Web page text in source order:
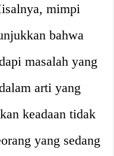
mimpi
bahwa
masalah yang
arti yang
keadaan tidak
yang sedang